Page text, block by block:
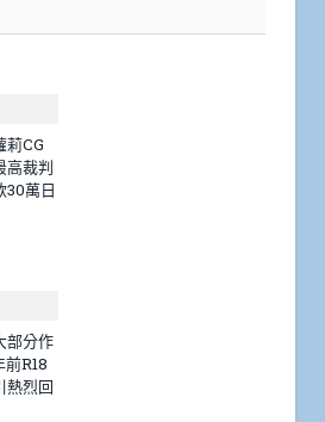
莉CG
高裁判
30萬日
部分作
前R18
熱烈回